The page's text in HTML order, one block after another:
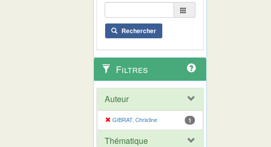
Rechercher
Filtres
Auteur
GIBRAT, Christine 1
Thématique